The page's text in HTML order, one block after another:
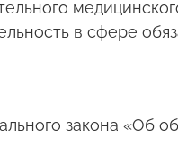
в сфере
закона «Об